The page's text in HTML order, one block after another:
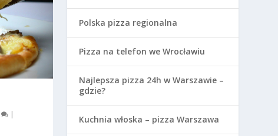
|
Polska pizza regionalna
Pizza na telefon we Wrocławiu
Najlepsza pizza 24h w Warszawie –
gdzie?
Kuchnia włoska – pizza Warszawa